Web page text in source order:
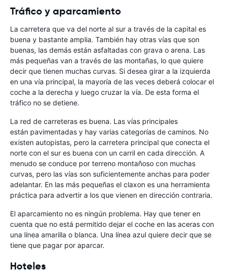
Tráfico y aparcamiento
La carretera que va del norte al sur a través de la capital es
buena y bastante amplia. También hay otras vías que son
buenas, las demás están asfaltadas con grava o arena. Las
más pequeñas van a través de las montañas, lo que quiere
decir que tienen muchas curvas. Si desea girar a la izquierda
en una vía principal, la mayoría de las veces deberá colocar el
coche a la derecha y luego cruzar la vía. De esta forma el
tráfico no se detiene.
La red de carreteras es buena. Las vías principales
están pavimentadas y hay varias categorías de caminos. No
existen autopistas, pero la carretera principal que conecta el
norte con el sur es buena con un carril en cada dirección. A
menudo se conduce por terreno montañoso con muchas
curvas, pero las vías son suficientemente anchas para poder
adelantar. En las más pequeñas el claxon es una herramienta
práctica para advertir a los que vienen en dirección contraria.
El aparcamiento no es ningún problema. Hay que tener en
cuenta que no está permitido dejar el coche en las aceras con
una línea amarilla o blanca. Una línea azul quiere decir que se
tiene que pagar por aparcar.
Hoteles